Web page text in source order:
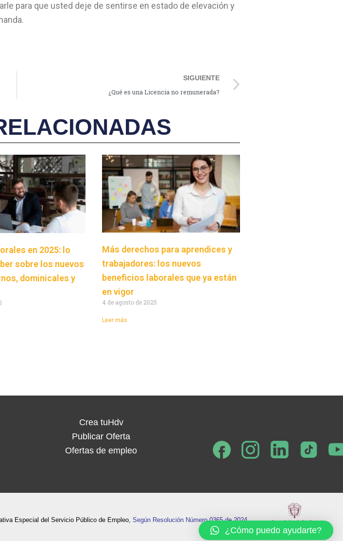
para que usted deje de sentirse en estado de elevación y
SIGUIENTE
¿Qué es una Licencia no remunerada?
en 2025: lo
sobre los nuevos
dominicales y
Más derechos para aprendices y
trabajadores: los nuevos
beneficios laborales que ya están
en vigor
4 de agosto de 2025
Leer más
Crea tuHdv
Publicar Oferta
Ofertas de empleo
Especial del Servicio Público de Empleo, Según Resolución Número 0365 de 2024.
¿Cómo puedo ayudarte?